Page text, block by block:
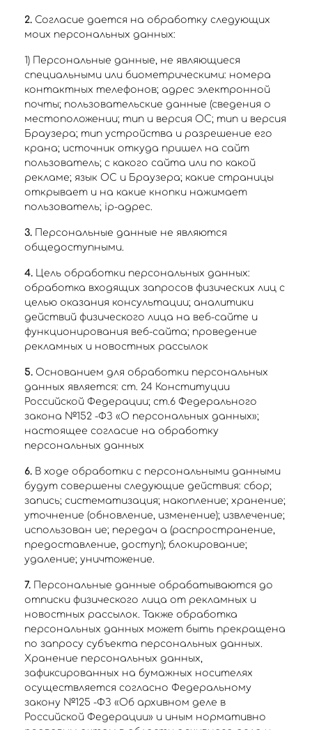
2. Согласие дается на обработку следующих
моих персональных данных:
1) Персональные данные, не являющиеся
специальными или биометрическими: номера
контактных телефонов; адрес электронной
почты; пользовательские данные (сведения о
местоположении; тип и версия ОС; тип и версия
Браузера; тип устройства и разрешение его
крана; источник откуда пришел на сайт
пользователь; с какого сайта или по какой
рекламе; язык ОС и Браузера; какие страницы
открывает и на какие кнопки нажимает
пользователь; ip-адрес.
3. Персональные данные не являются
общедоступными.
4. Цель обработки персональных данных:
обработка входящих запросов физических лиц с
целью оказания консультации; аналитики
действий физического лица на веб-сайте и
функционирования веб-сайта; проведение
рекламных и новостных рассылок
5. Основанием для обработки персональных
данных является: ст. 24 Конституции
Российской Федерации; ст.6 Федерального
закона №152 -ФЗ «О персональных данных»;
настоящее согласие на обработку
персональных данных
6. В ходе обработки с персональными данными
будут совершены следующие действия: сбор;
запись; систематизация; накопление; хранение;
уточнение (обновление, изменение); извлечение;
использован ие; передач а (распространение,
предоставление, доступ); блокирование;
удаление; уничтожение.
7. Персональные данные обрабатываются до
отписки физического лица от рекламных и
новостных рассылок. Также обработка
персональных данных может быть прекращена
по запросу субъекта персональных данных.
Хранение персональных данных,
зафиксированных на бумажных носителях
осуществляется согласно Федеральному
закону №125 -ФЗ «Об архивном деле в
Российской Федерации» и иным нормативно